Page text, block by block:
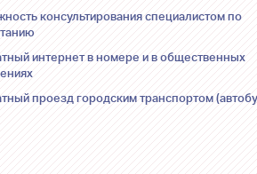
консультирования специалистом по
интернет в номере и в общественных
проезд городским транспортом